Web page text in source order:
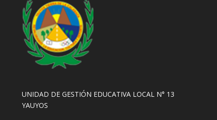
UNIDAD DE GESTIÓN EDUCATIVA LOCAL N° 13
YAUYOS